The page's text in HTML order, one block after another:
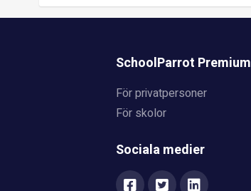
SchoolParrot Premium
För privatpersoner
För skolor
Sociala medier